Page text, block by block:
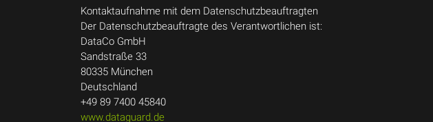
Kontaktaufnahme mit dem Datenschutzbeauftragten
Der Datenschutzbeauftragte des Verantwortlichen ist:
DataCo GmbH
Sandstraße 33
80335 München
Deutschland
+49 89 7400 45840
www.dataguard.de